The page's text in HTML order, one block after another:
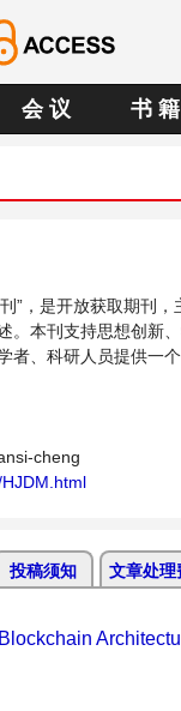
会 议 书 籍
”，是开放获取期刊
。本刊支持思想创新
、科研人员提供一
cheng
投稿须知 文章处理